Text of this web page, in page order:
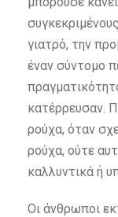
γιατρό, την
έναν σύντομο
κατέρρευσαν.
ρούχα, όταν
ρούχα, ούτε
καλλυντικά ή
Οι άνθρωποι